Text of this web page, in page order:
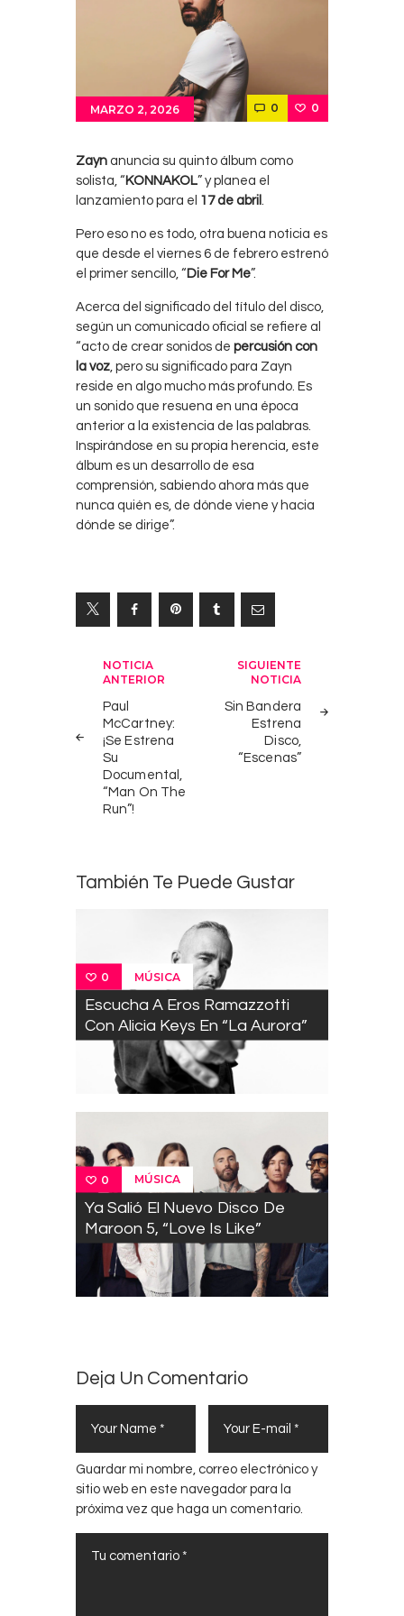
MARZO 2, 2026 0 0
Zayn anuncia su quinto álbum como
solista, “ KONNAKOL” y planea el
lanzamiento para el 17 de abril
Pero eso no es todo, otra buena noticia es
que desde el viernes 6 de febrero estrenó
el primer sencillo, “ Die For Me”.
Acerca del significado del título del disco,
según un comunicado oficial se refiere al
“acto de crear sonidos de percusión con
la voz , pero su significado para Zayn
reside en algo mucho más profundo. Es
un sonido que resuena en una época
anterior a la existencia de las palabras.
Inspirándose en su propia herencia, este
álbum es un desarrollo de esa
comprensión, sabiendo ahora más que
nunca quién es, de dónde viene y hacia
dónde se dirige”.
Navegación
entradas
NOTICIA
ANTERIOR
Paul
McCartney:
¡Se Estrena
Su
Documental,
“Man On The
Run”!
SIGUIENTE
NOTICIA
Sin Bandera
Estrena
Disco,
“Escenas”
También Te Puede Gustar
0 MÚSICA
Escucha A Eros Ramazzotti
Con Alicia Keys En “La Aurora”
0 MÚSICA
Ya Salió El Nuevo Disco De
Maroon 5, “Love Is Like”
Deja Un Comentario
Guardar mi nombre, correo electrónico y
sitio web en este navegador para la
próxima vez que haga un comentario.